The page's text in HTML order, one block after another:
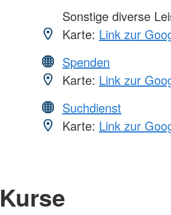
Sonstige diverse
Karte: Link zur
Spenden
Karte: Link zur
Suchdienst
Karte: Link zur
Kurse